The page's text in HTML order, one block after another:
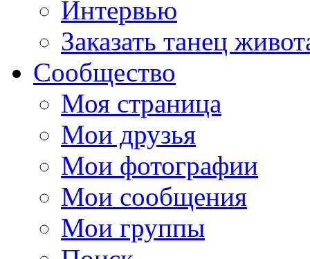
Интервью
Заказать танец
Сообщество
Моя страница
Мои друзья
Мои фотографии
Мои сообщения
Мои группы